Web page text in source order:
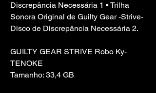
Discrepância Necessária 1 • Trilha
Sonora Original de Guilty Gear -Strive-
Disco de Discrepância Necessária 2.
GUILTY GEAR STRIVE Robo Ky-
TENOKE
Tamanho: 33,4 GB